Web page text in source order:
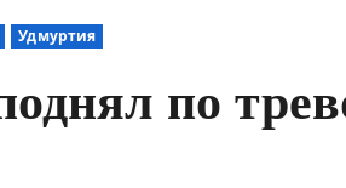
Удмуртия
по